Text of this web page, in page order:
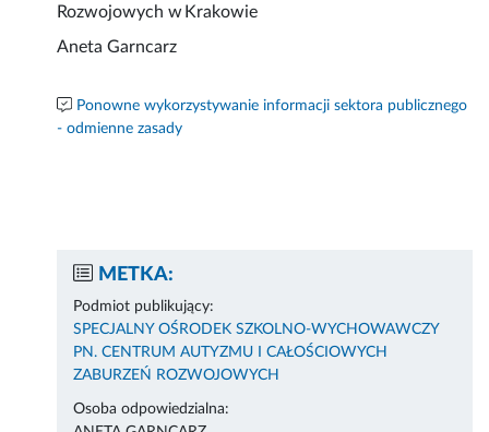
Rozwojowych w Krakowie
Aneta Garncarz
Ponowne wykorzystywanie informacji sektora publicznego
- odmienne zasady
METKA:
Podmiot publikujący:
SPECJALNY OŚRODEK SZKOLNO-WYCHOWAWCZY
PN. CENTRUM AUTYZMU I CAŁOŚCIOWYCH
ZABURZEŃ ROZWOJOWYCH
Osoba odpowiedzialna: